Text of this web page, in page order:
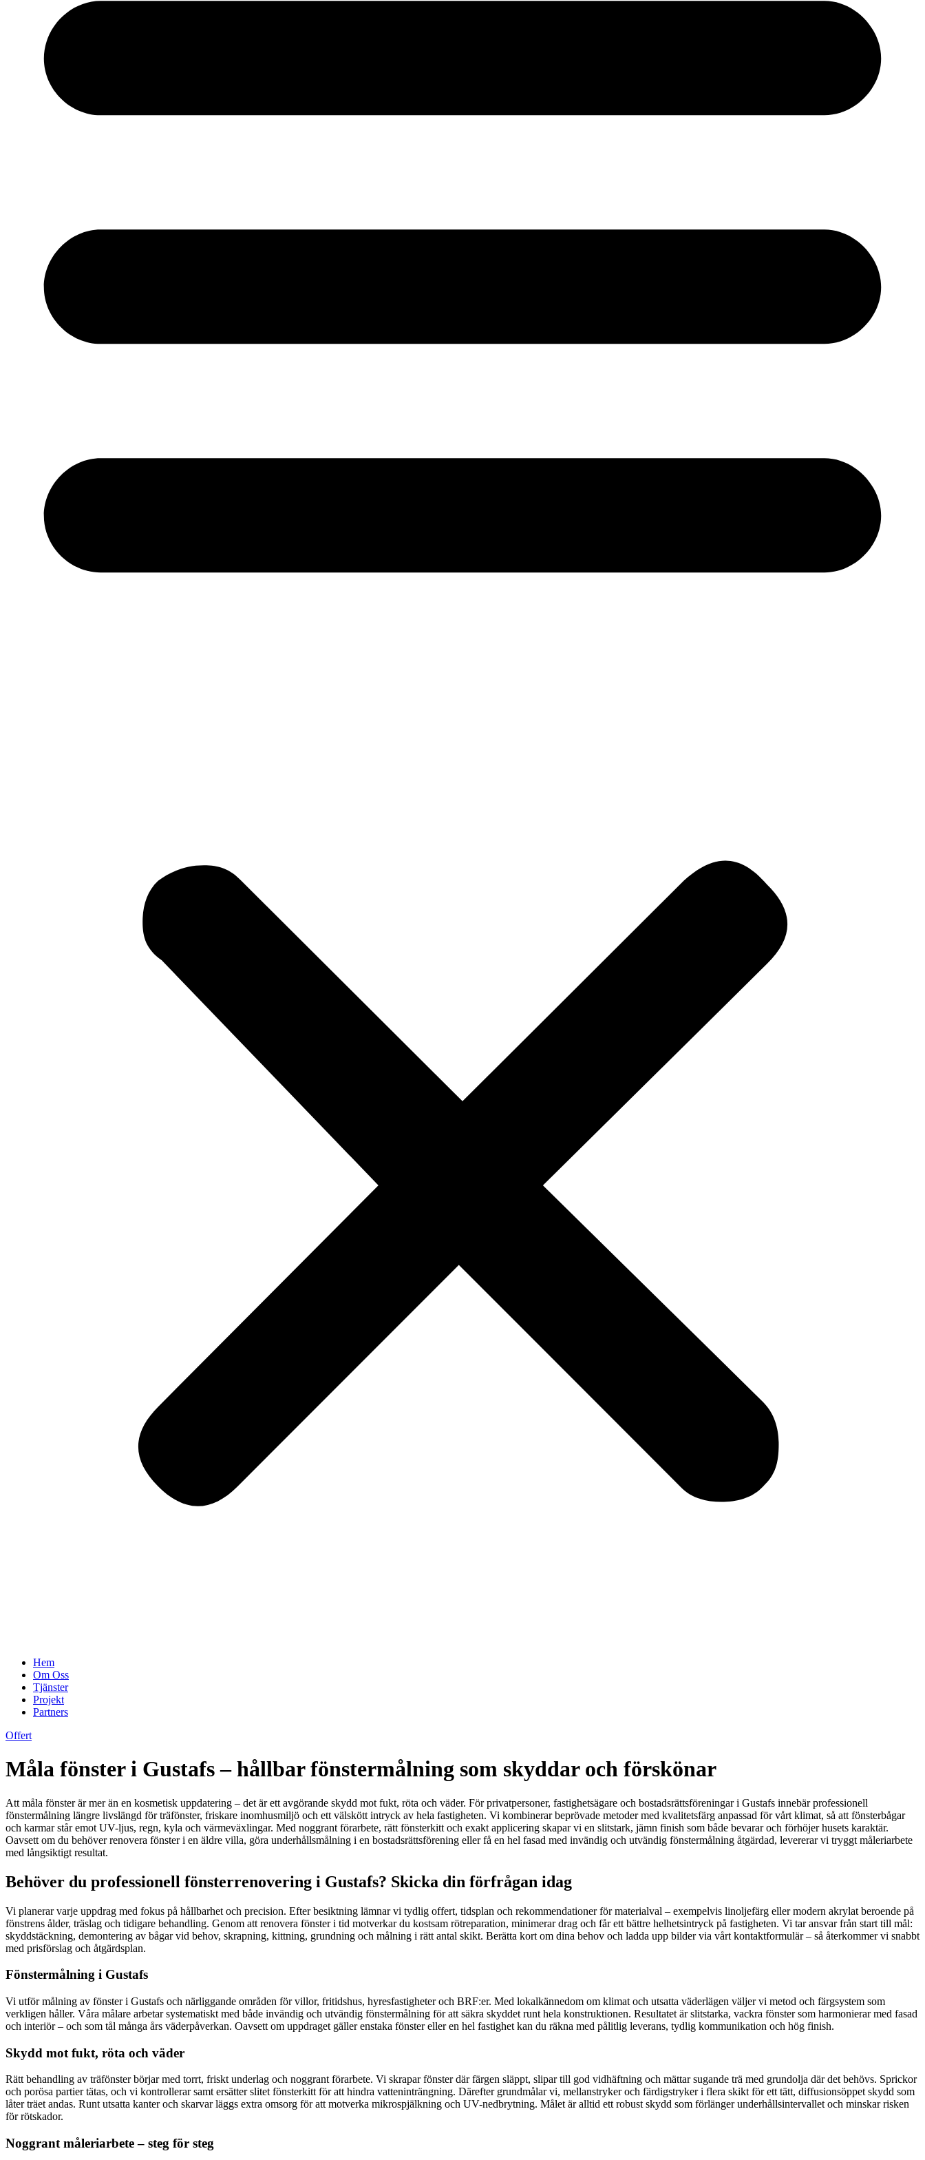
Hem
Om Oss
Tjänster
Projekt
Partners
Offert
Måla fönster i Gustafs – hållbar fönstermålning som skyddar och förskönar
Att måla fönster är mer än en kosmetisk uppdatering – det är ett avgörande skydd mot fukt, röta och väder. För privatpersoner, fastighetsägare och bostadsrättsföreningar i Gustafs innebär professionell
fönstermålning längre livslängd för träfönster, friskare inomhusmiljö och ett välskött intryck av hela fastigheten. Vi kombinerar beprövade metoder med kvalitetsfärg anpassad för vårt klimat, så att fönsterbågar
och karmar står emot UV-ljus, regn, kyla och värmeväxlingar. Med noggrant förarbete, rätt fönsterkitt och exakt applicering skapar vi en slitstark, jämn finish som både bevarar och förhöjer husets karaktär.
Oavsett om du behöver renovera fönster i en äldre villa, göra underhållsmålning i en bostadsrättsförening eller få en hel fasad med invändig och utvändig fönstermålning åtgärdad, levererar vi tryggt måleriarbete
med långsiktigt resultat.
Behöver du professionell fönsterrenovering i Gustafs? Skicka din förfrågan idag
Vi planerar varje uppdrag med fokus på hållbarhet och precision. Efter besiktning lämnar vi tydlig offert, tidsplan och rekommendationer för materialval – exempelvis linoljefärg eller modern akrylat beroende på
fönstrens ålder, träslag och tidigare behandling. Genom att renovera fönster i tid motverkar du kostsam rötreparation, minimerar drag och får ett bättre helhetsintryck på fastigheten. Vi tar ansvar från start till mål:
skyddstäckning, demontering av bågar vid behov, skrapning, kittning, grundning och målning i rätt antal skikt. Berätta kort om dina behov och ladda upp bilder via vårt kontaktformulär – så återkommer vi snabbt
med prisförslag och åtgärdsplan.
Fönstermålning i Gustafs
Vi utför målning av fönster i Gustafs och närliggande områden för villor, fritidshus, hyresfastigheter och BRF:er. Med lokalkännedom om klimat och utsatta väderlägen väljer vi metod och färgsystem som
verkligen håller. Våra målare arbetar systematiskt med både invändig och utvändig fönstermålning för att säkra skyddet runt hela konstruktionen. Resultatet är slitstarka, vackra fönster som harmonierar med fasad
och interiör – och som tål många års väderpåverkan. Oavsett om uppdraget gäller enstaka fönster eller en hel fastighet kan du räkna med pålitlig leverans, tydlig kommunikation och hög finish.
Skydd mot fukt, röta och väder
Rätt behandling av träfönster börjar med torrt, friskt underlag och noggrant förarbete. Vi skrapar fönster där färgen släppt, slipar till god vidhäftning och mättar sugande trä med grundolja där det behövs. Sprickor
och porösa partier tätas, och vi kontrollerar samt ersätter slitet fönsterkitt för att hindra vatteninträngning. Därefter grundmålar vi, mellanstryker och färdigstryker i flera skikt för ett tätt, diffusionsöppet skydd som
låter träet andas. Runt utsatta kanter och skarvar läggs extra omsorg för att motverka mikrospjälkning och UV-nedbrytning. Målet är alltid ett robust skydd som förlänger underhållsintervallet och minskar risken
för rötskador.
Noggrant måleriarbete – steg för steg